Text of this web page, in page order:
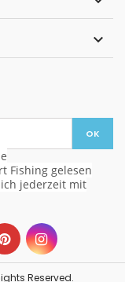

Fishing gelesen
jederzeit mit
Reserved.